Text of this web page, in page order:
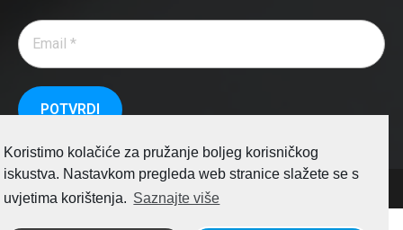
Koristimo kolačiće za pružanje boljeg korisničkog
iskustva. Nastavkom pregleda web stranice slažete se s
uvjetima korištenja. Saznajte više
© 2026 REANDA BOSNIA AND HERZEGOVINA.